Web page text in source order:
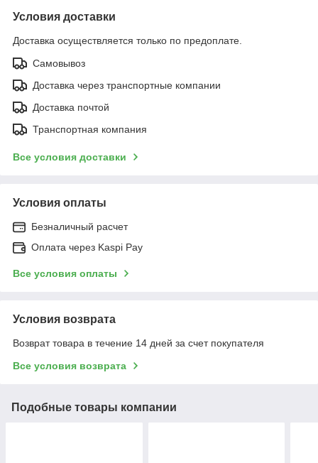
Условия доставки
Доставка осуществляется только по предоплате.
Самовывоз
Доставка через транспортные компании
Доставка почтой
Транспортная компания
Все условия доставки
Условия оплаты
Безналичный расчет
Оплата через Kaspi Pay
Все условия оплаты
Условия возврата
Возврат товара в течение 14 дней за счет покупателя
Все условия возврата
Подобные товары компании